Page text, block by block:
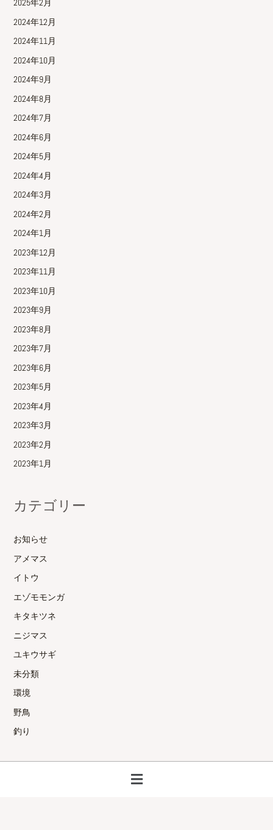
2025年2月
2024年12月
2024年11月
2024年10月
2024年9月
2024年8月
2024年7月
2024年6月
2024年5月
2024年4月
2024年3月
2024年2月
2024年1月
2023年12月
2023年11月
2023年10月
2023年9月
2023年8月
2023年7月
2023年6月
2023年5月
2023年4月
2023年3月
2023年2月
2023年1月
カテゴリー
お知らせ
アメマス
イトウ
エゾモモンガ
キタキツネ
ニジマス
ユキウサギ
未分類
環境
野鳥
釣り
メ
ニ